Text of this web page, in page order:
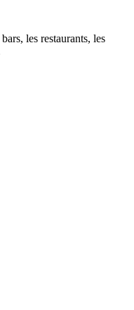
les restaurants, les